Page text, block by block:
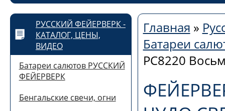
РУССКИЙ ФЕЙЕРВЕРК -
КАТАЛОГ, ЦЕНЫ,
ВИДЕО
Батареи салютов РУССКИЙ
ФЕЙЕРВЕРК
Бенгальские свечи, огни
Главная »
Батареи
РС8220